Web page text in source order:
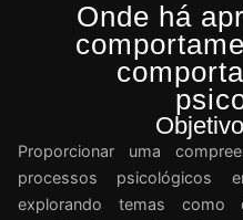
Onde há
Proporcionar uma
processos psicológicos
explorando temas como